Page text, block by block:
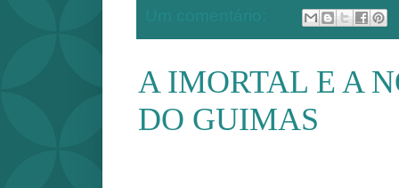
A IMORTAL E A
DO GUIMAS